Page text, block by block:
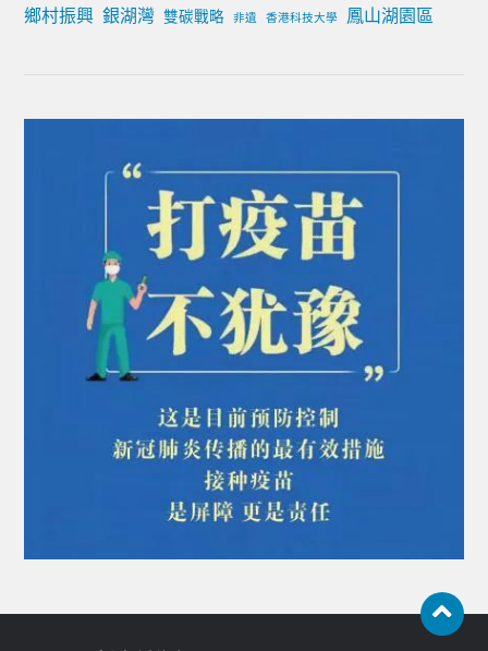
鄉村振興 銀湖灣 雙碳戰略 非遺 香港科技大學 鳳山湖園區